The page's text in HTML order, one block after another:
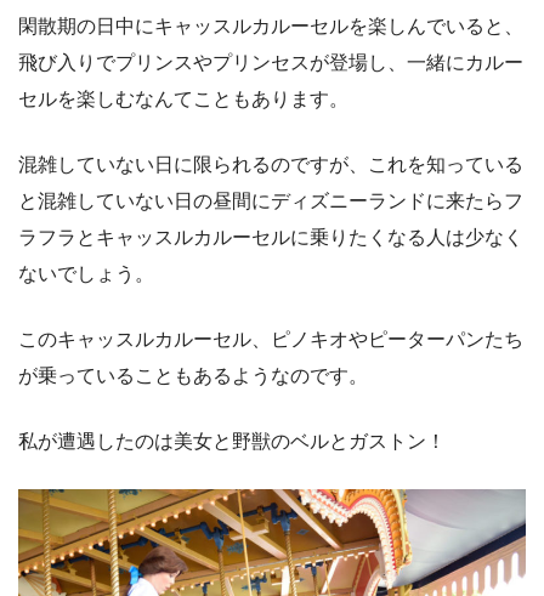
閑散期の日中にキャッスルカルーセルを楽しんでいると、
飛び入りでプリンスやプリンセスが登場し、一緒にカルー
セルを楽しむなんてこともあります。
混雑していない日に限られるのですが、これを知っている
と混雑していない日の昼間にディズニーランドに来たらフ
ラフラとキャッスルカルーセルに乗りたくなる人は少なく
ないでしょう。
このキャッスルカルーセル、ピノキオやピーターパンたち
が乗っていることもあるようなのです。
私が遭遇したのは美女と野獣のベルとガストン！